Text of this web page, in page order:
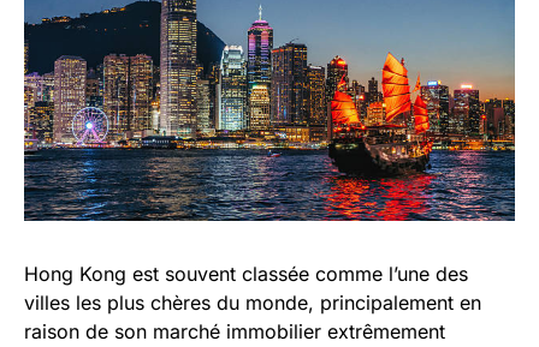
Hong Kong est souvent classée comme l’une des
villes les plus chères du monde, principalement en
raison de son marché immobilier extrêmement